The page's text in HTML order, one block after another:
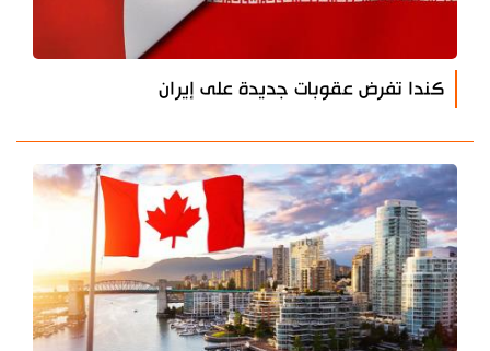
كندا تفرض عقوبات جديدة على إيران